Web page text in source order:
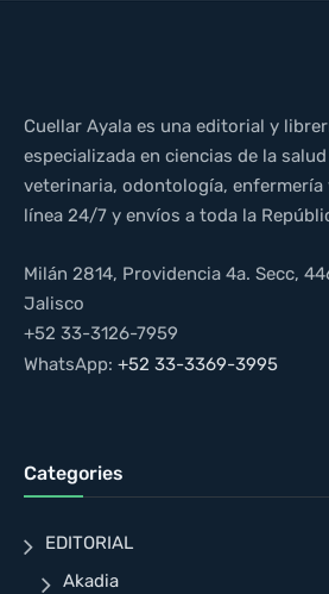
Cuellar Ayala es una editorial y
especializada en ciencias de la
veterinaria, odontología, enfermería
línea 24/7 y envíos a toda la
Milán 2814, Providencia 4a. Secc,
Jalisco
+52 33-3126-7959
WhatsApp: +52 33-3369-3995
Categories
EDITORIAL
Akadia